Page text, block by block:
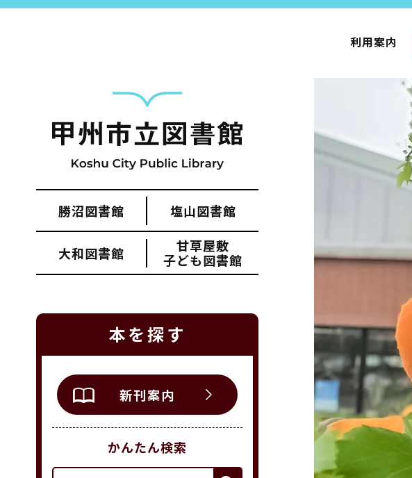
利用案内
勝沼図書館 塩山図書館
大和図書館
甘草屋敷
子ども図書館
本を探す
新刊案内
かんたん検索
甲州市図書館について
勝沼図書館
塩山図書館
読書アニマシオン
お知らせ
イベント
図書館地図PDF
よくあるご質問